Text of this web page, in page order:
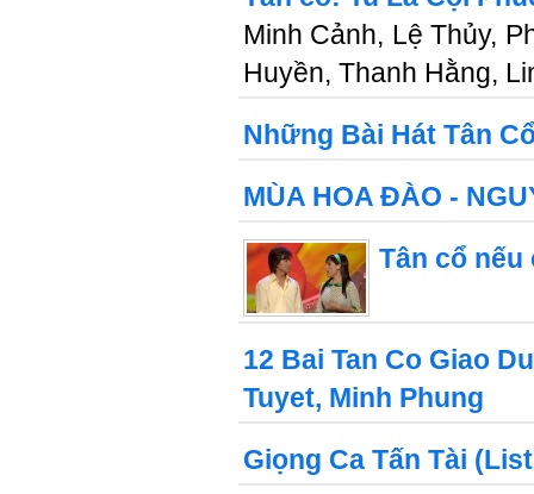
Minh Cảnh, Lệ Thủy,
Huyền, Thanh Hằng,
Những Bài Hát Tân
MÙA HOA ĐÀO -
Tân cổ nếu
12 Bai Tan Co Giao
Tuyet, Minh Phung
Giọng Ca Tấn Tài